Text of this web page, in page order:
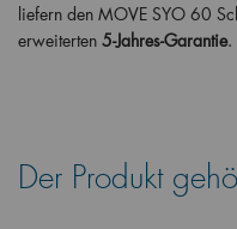
liefern den MOVE SYO 60
erweiterten 5-Jahres-Garantie.
Der Produkt